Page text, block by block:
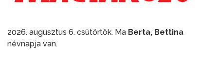
2026. augusztus 6. csütörtök. Ma Berta, Bettina
névnapja van.